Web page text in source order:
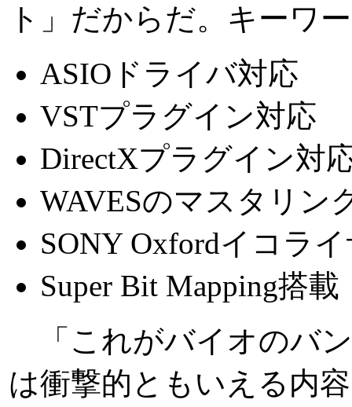
ト」だからだ。キーワ
ASIOドライバ対応
VSTプラグイン対応
DirectXプラグイン対
WAVESのマスタリン
SONY Oxfordイコラ
Super Bit Mapping搭載
「これがバイオのバ
は衝撃的ともいえる内